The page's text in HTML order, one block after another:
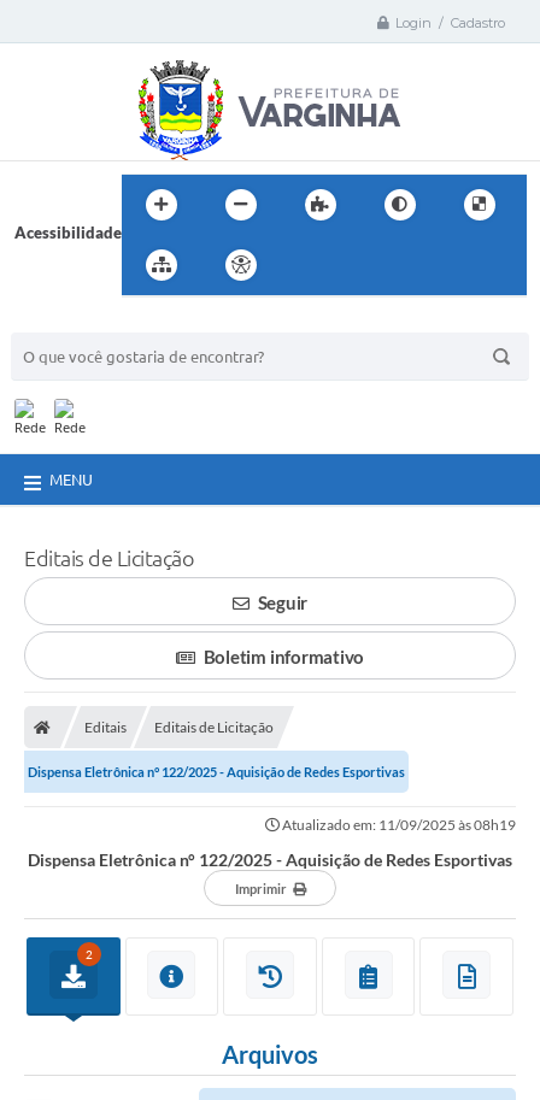
Login / Cadastro
Acessibilidade
MENU
Editais de Licitação
Seguir
Boletim informativo
Editais Editais de Licitação
Dispensa Eletrônica n° 122/2025 - Aquisição de Redes Esportivas
Atualizado em: 11/09/2025 às 08h19
Dispensa Eletrônica n° 122/2025 - Aquisição de Redes Esportivas
Imprimir
2
Arquivos